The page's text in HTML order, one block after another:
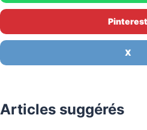
Pinterest
X
Articles suggérés